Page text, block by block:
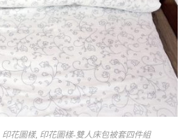
印花圖樣, 印花圖樣-雙人床包被套四件組